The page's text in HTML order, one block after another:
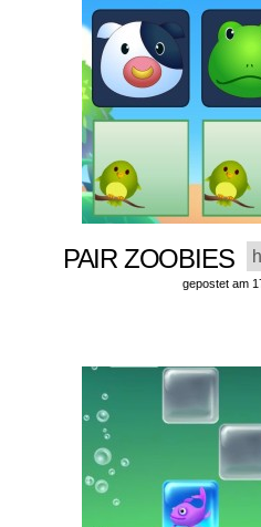
PAIR ZOOBIES
gepostet am